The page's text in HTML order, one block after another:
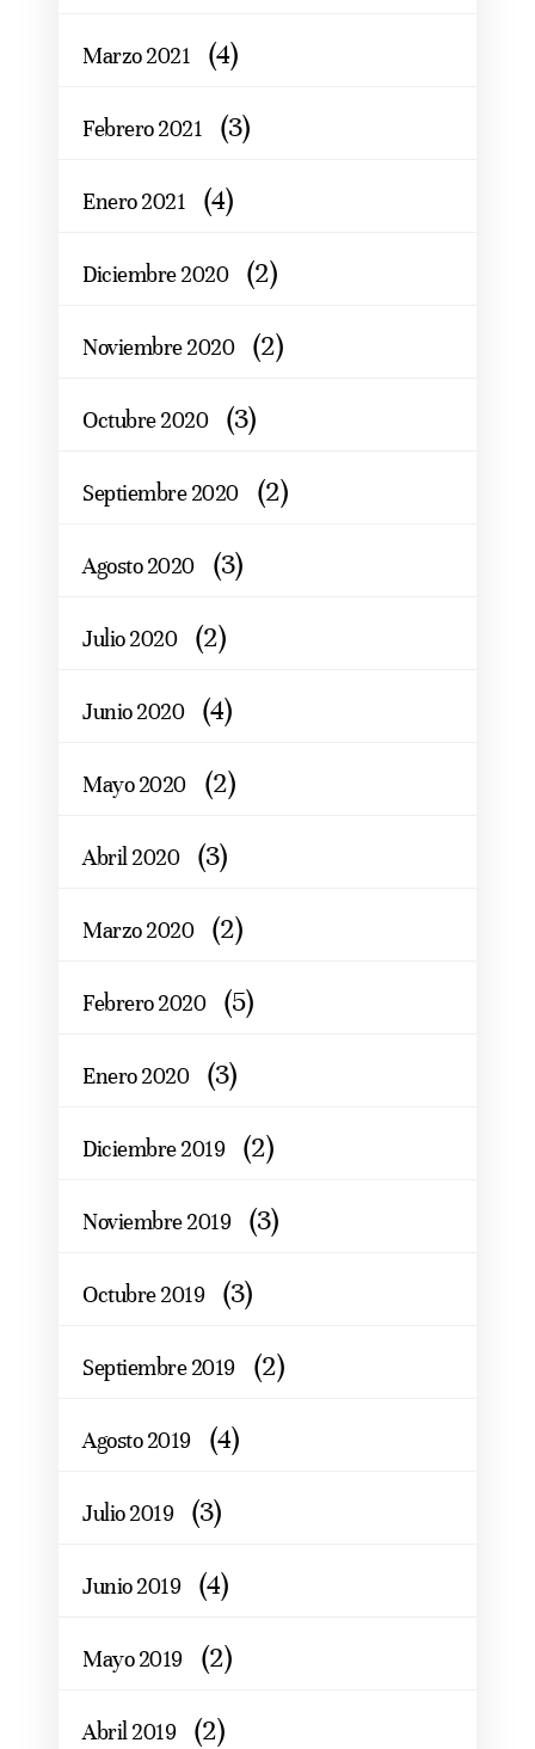
Marzo 2021 (4)
Febrero 2021 (3)
Enero 2021 (4)
Diciembre 2020 (2)
Noviembre 2020 (2)
Octubre 2020 (3)
Septiembre 2020 (2)
Agosto 2020 (3)
Julio 2020 (2)
Junio 2020 (4)
Mayo 2020 (2)
Abril 2020 (3)
Marzo 2020 (2)
Febrero 2020 (5)
Enero 2020 (3)
Diciembre 2019 (2)
Noviembre 2019 (3)
Octubre 2019 (3)
Septiembre 2019 (2)
Agosto 2019 (4)
Julio 2019 (3)
Junio 2019 (4)
Mayo 2019 (2)
Abril 2019 (2)